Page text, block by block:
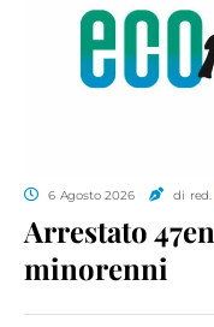
6 Agosto 2026 di red.
Arrestato
minorenni